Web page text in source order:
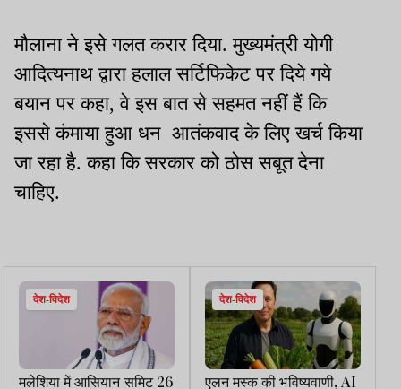
मौलाना ने इसे गलत करार दिया. मुख्यमंत्री योगी
आदित्यनाथ द्वारा हलाल सर्टिफिकेट पर दिये गये
बयान पर कहा, वे इस बात से सहमत नहीं हैं कि
इससे कंमाया हुआ धन आतंकवाद के लिए खर्च किया
जा रहा है. कहा कि सरकार को ठोस सबूत देना
चाहिए.
देश-विदेश
मलेशिया में आसियान समिट 26
देश-विदेश
एलन मस्क की भविष्यवाणी, AI